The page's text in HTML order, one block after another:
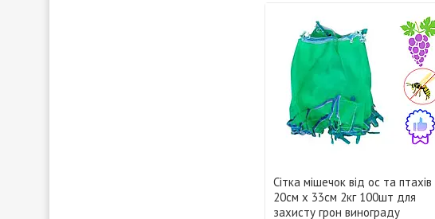
Сітка мішечок від ос та птахів
20см х 33см 2кг 100шт для
захисту грон винограду